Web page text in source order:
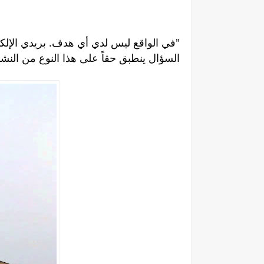
في الواقع ليس لدي أي هدف. بريدي الإلكتروني أصبح ممتلئا بالرسائل التي تسألني لماذا تفعل هذا، ولكن لا أعتقد أن هذا"
"السؤال ينطبق حقاً على هذا النوع من